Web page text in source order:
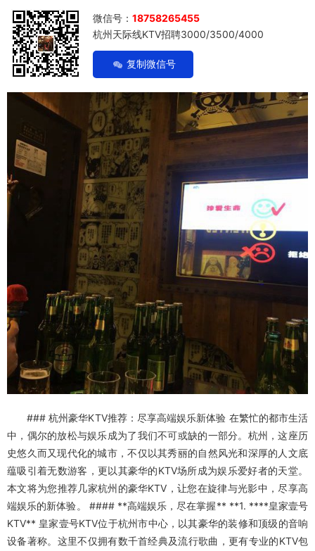
微信号： 18758265455
杭州天际线KTV招聘3000/3500/4000
复制微信号
### 杭州豪华KTV推荐：尽享高端娱乐新体验 在繁忙的都市生活
中，偶尔的放松与娱乐成为了我们不可或缺的一部分。杭州，这座历
史悠久而又现代化的城市，不仅以其秀丽的自然风光和深厚的人文底
蕴吸引着无数游客，更以其豪华的KTV场所成为娱乐爱好者的天堂。
本文将为您推荐几家杭州的豪华KTV，让您在旋律与光影中，尽享高
端娱乐的新体验。 #### **高端娱乐，尽在掌握** **1. ****皇家壹号
KTV** 皇家壹号KTV位于杭州市中心，以其豪华的装修和顶级的音响
设备著称。这里不仅拥有数千首经典及流行歌曲，更有专业的KTV包